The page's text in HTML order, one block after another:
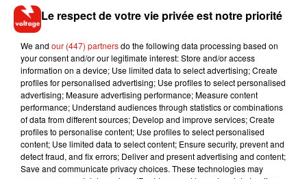
comptabilisait jusqu’à 10 accidents simultanément.
La situation est en cours de retour à la normale
Vers 11 heures 30, ce mardi,Sytadincomptabilisait encore
200km de bouchons avec encore quatre accidents en cours
de dégagement. La circulation restait notamment difficile sur
l’Autoroute A6 (A6a – A6b), de Wissous aux portes de Paris
avec près de 30 minutes de ralentissement. Deux autres
accrochages sur l’A13 dans les Yvelines et l’A86 extérieur à
Bondy étaient en cours de dégagement.
Le respect de votre vie privée est notre priorité
We and our (447) partnersdo the following data processing based on
your consent and/or our legitimate interest: Store and/or access
information on a device; Use limited data to select advertising; Create
profiles for personalised advertising; Use profiles to select personalised
advertising; Measure advertising performance; Measure content
performance; Understand audiences through statistics or combinations
of data from different sources; Develop and improve services; Create
profiles to personalise content; Use profiles to select personalised
content; Use limited data to select content; Ensure security, prevent and
detect fraud, and fix errors; Deliver and present advertising and content;
Save and communicate privacy choices. These technologies may